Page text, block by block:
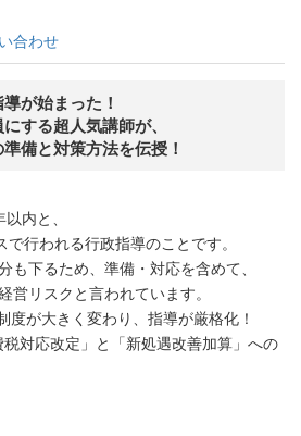
合わせ
が始まった！
する超人気講師が、
備と対策方法を伝授！
内と、
行われる行政指導のことです。
も下るため、準備・対応を含めて、
営リスクと言われています。
度が大きく変わり、指導が厳格化！
対応改定」と「新処遇改善加算」への